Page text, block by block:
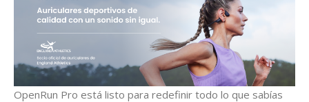
OpenRun Pro está listo para redefinir todo lo que sabías